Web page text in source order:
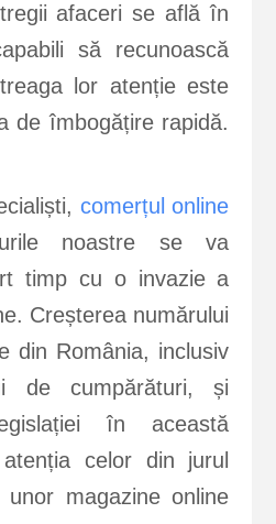
afaceri se află în
să recunoască
lor atenție este
de îmbogățire rapidă.
comerțul online
noastre se va
timp cu o invazie a
Creșterea numărului
din România, inclusiv
de cumpărături, și
în această
celor din jurul
unor magazine online